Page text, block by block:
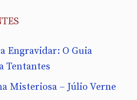
Engravidar: O Guia
Tentantes
Misteriosa – Júlio Verne